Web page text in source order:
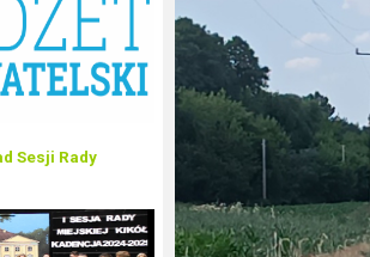
Sesji Rady